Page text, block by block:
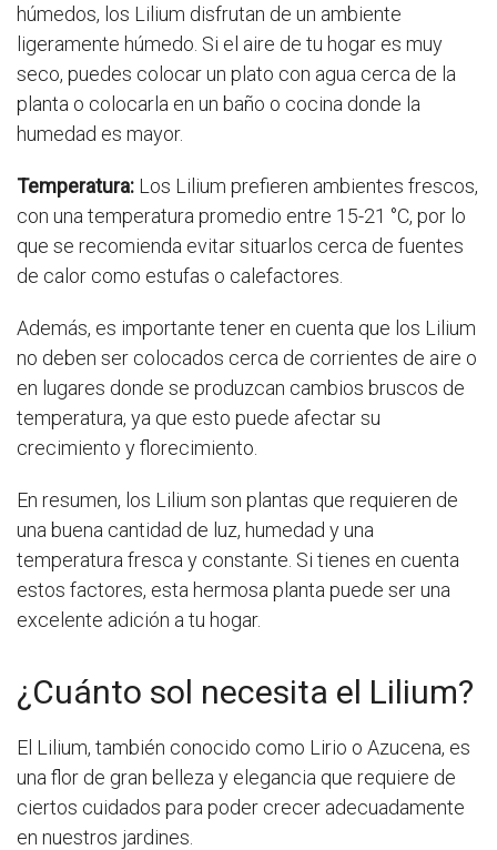
húmedos, los Lilium disfrutan de un ambiente
ligeramente húmedo. Si el aire de tu hogar es muy
seco, puedes colocar un plato con agua cerca de la
planta o colocarla en un baño o cocina donde la
humedad es mayor.
Temperatura: Los Lilium prefieren ambientes frescos,
con una temperatura promedio entre 15-21 °C, por lo
que se recomienda evitar situarlos cerca de fuentes
de calor como estufas o calefactores.
Además, es importante tener en cuenta que los Lilium
no deben ser colocados cerca de corrientes de aire o
en lugares donde se produzcan cambios bruscos de
temperatura, ya que esto puede afectar su
crecimiento y florecimiento.
En resumen, los Lilium son plantas que requieren de
una buena cantidad de luz, humedad y una
temperatura fresca y constante. Si tienes en cuenta
estos factores, esta hermosa planta puede ser una
excelente adición a tu hogar.
¿Cuánto sol necesita el Lilium?
El Lilium, también conocido como Lirio o Azucena, es
una flor de gran belleza y elegancia que requiere de
ciertos cuidados para poder crecer adecuadamente
en nuestros jardines.